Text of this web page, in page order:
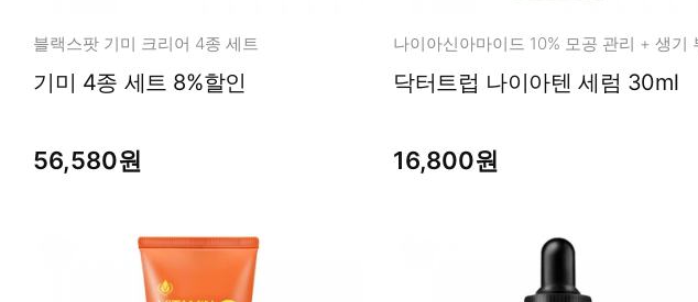
블랙스팟 기미 크리어 4종 세트
기미 4종 세트 8%할인
56,580원
닥터트럽 나이아텐 세럼 30ml
16,800원